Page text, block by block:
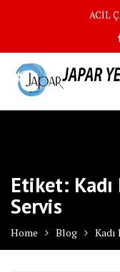
ACİL
Etiket:
Servis
Home Blog